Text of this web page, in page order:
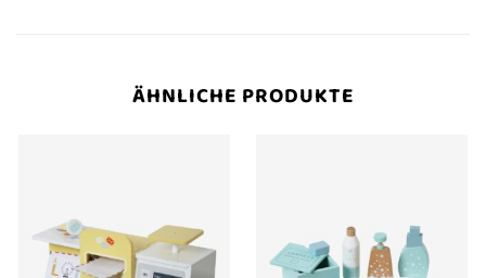
ÄHNLICHE PRODUKTE